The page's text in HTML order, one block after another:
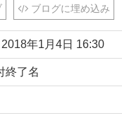
ブログに埋め込み
2018年1月4日 16:30
終了名